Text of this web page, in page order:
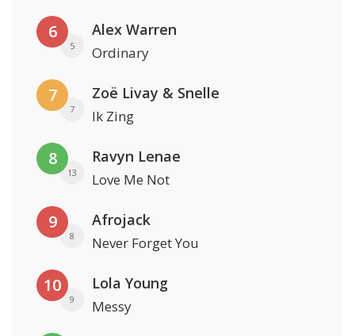
6
5
Alex Warren
Ordinary
7
7
Zoë Livay & Snelle
Ik Zing
8
13
Ravyn Lenae
Love Me Not
9
8
Afrojack
Never Forget You
10
9
Lola Young
Messy